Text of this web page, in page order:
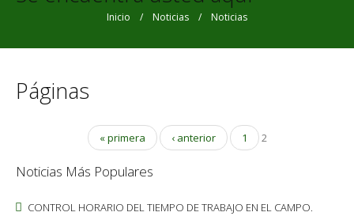
Inicio / Noticias / Noticias
Páginas
« primera ‹ anterior 1 2
Noticias Más Populares
CONTROL HORARIO DEL TIEMPO DE TRABAJO EN EL CAMPO.